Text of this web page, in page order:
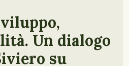
Un dialogo
su